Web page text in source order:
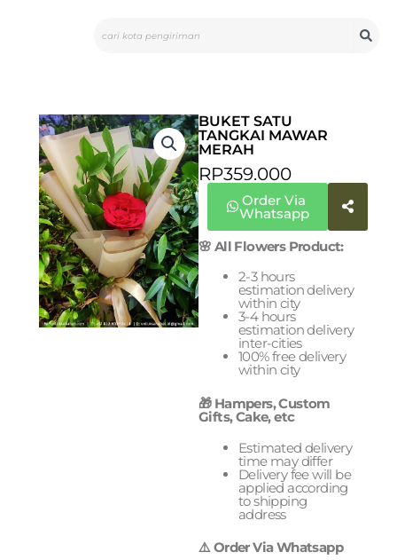
BUKET SATU
TANGKAI MAWAR
MERAH
RP359.000
Order Via
Whatsapp
🌸 All Flowers Product:
2-3 hours
estimation delivery
within city
3-4 hours
estimation delivery
inter-cities
100% free delivery
within city
🎁 Hampers, Custom
Gifts, Cake, etc
Estimated delivery
time may differ
Delivery fee will be
applied according
to shipping
address
⚠️ Order Via Whatsapp